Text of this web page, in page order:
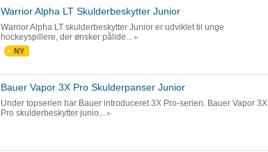
Warrior Alpha LT Skulderbeskytter Junior
Warrior Alpha LT skulderbeskytter Junior er udviklet til unge
hockeyspillere, der ønsker pålide...
NY
Bauer Vapor 3X Pro Skulderpanser Junior
Under topserien har Bauer introduceret 3X Pro-serien. Bauer Vapor 3X
Pro skulderbeskytter junio...